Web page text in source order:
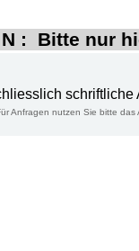
N : Bitte nur
schriftliche
Anfragen nutzen Sie bitte das